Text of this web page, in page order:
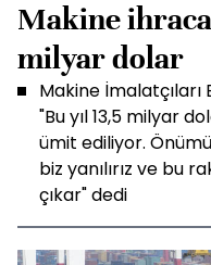
Makine
milyar dolar
Makine
"Bu yıl 13,5 milyar
ümit ediliyor.
biz yanılırız ve bu
çıkar" dedi